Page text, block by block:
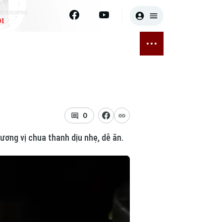
Điện ảnh
Thời trang
0
vị chua thanh dịu nhẹ, dễ ăn.